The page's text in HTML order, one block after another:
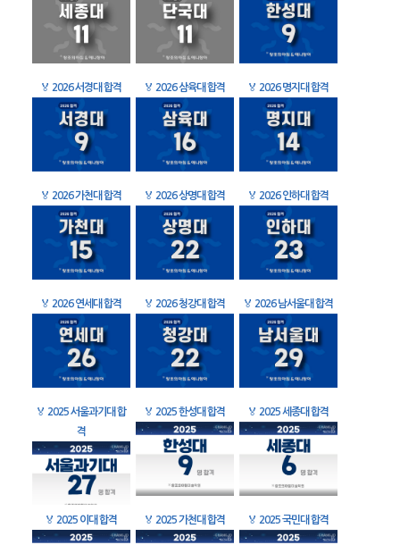
🏅 2026 서경대 합격 🏅 2026 삼육대 합격 🏅 2026 명지대 합격
🏅 2026 가천대 합격 🏅 2026 상명대 합격 🏅 2026 인하대 합격
🏅 2026 연세대 합격 🏅 2026 청강대 합격 🏅 2026 남서울대 합격
🏅 2025 서울과기대 합
격
🏅 2025 한성대 합격 🏅 2025 세종대 합격
🏅 2025 이대 합격 🏅 2025 가천대 합격 🏅 2025 국민대 합격